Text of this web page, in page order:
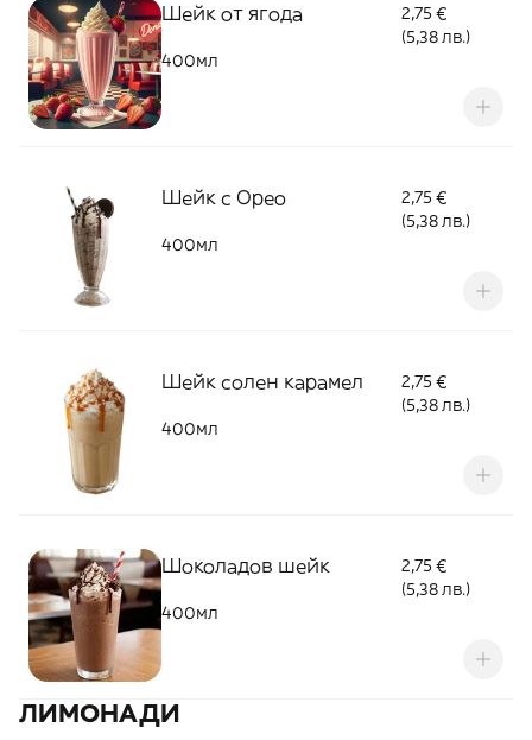
Шейк от ягода
2,75 €
(5,38 лв.)
400мл
Шейк с Орео
2,75 €
(5,38 лв.)
400мл
Шейк солен карамел
2,75 €
(5,38 лв.)
400мл
Шоколадов шейк
2,75 €
(5,38 лв.)
400мл
ЛИМОНАДИ